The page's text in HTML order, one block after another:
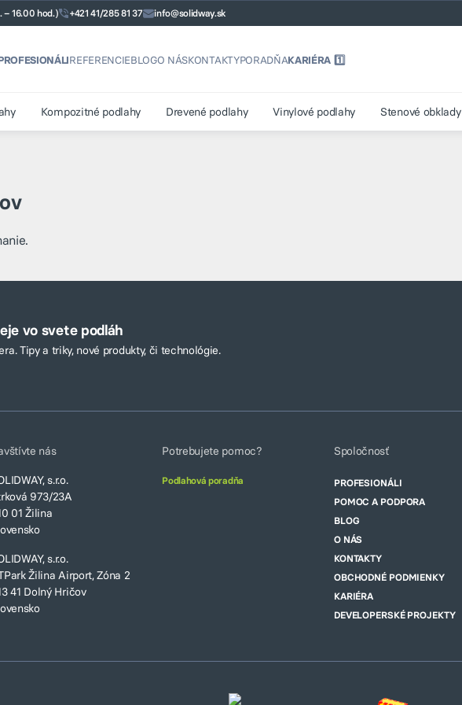
– 16.00 hod.) +421 41/285 81 37 info@solidway.sk
REFERENCIEBLOGO NÁSKONTAKTYPORADŇAKARIÉRA 1️⃣
Kompozitné podlahy Drevené podlahy Vinylové podlahy Stenové obklady
vo svete podláh
Tipy a triky, nové produkty, či technológie.
nás
s.r.o.
973/23A
01 Žilina
s.r.o.
Žilina Airport, Zóna 2
41 Dolný Hričov
Potrebujete pomoc?
Podlahová poradňa
Spoločnosť
PROFESIONÁLI
POMOC A PODPORA
BLOG
O NÁS
KONTAKTY
OBCHODNÉ PODMIENKY
KARIÉRA
DEVELOPERSKÉ PROJEKTY